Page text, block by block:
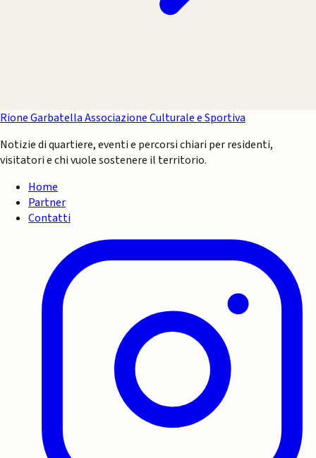
Rione GarbatellaAssociazione Culturale e Sportiva
Notizie di quartiere, eventi e percorsi chiari per residenti,
visitatori e chi vuole sostenere il territorio.
Home
Partner
Contatti